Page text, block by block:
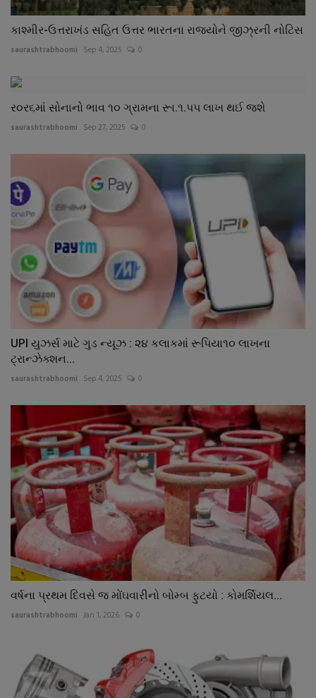
કાશ્મીર-ઉત્તરાખંડ સહિત ઉત્તર ભારતના રાજ્યોને જીઝ્રની નોટિસ
saurashtrabhoomi Sep 4, 2025 0
ર૦ર૬માં સોનાનો ભાવ ૧૦ ગ્રામના રૂા.૧.પપ લાખ થઈ જશે
saurashtrabhoomi Sep 27, 2025 0
UPI યુઝર્સ માટે ગુડ ન્યૂઝ : ૨૪ કલાકમાં રૂપિયા૧૦ લાખના
ટ્રાન્ઝેક્શન...
saurashtrabhoomi Sep 4, 2025 0
વર્ષના પ્રથમ દિવસે જ મોંઘવારીનો બોમ્બ ફુટયો : કોમર્શિયલ...
saurashtrabhoomi Jan 1, 2026 0